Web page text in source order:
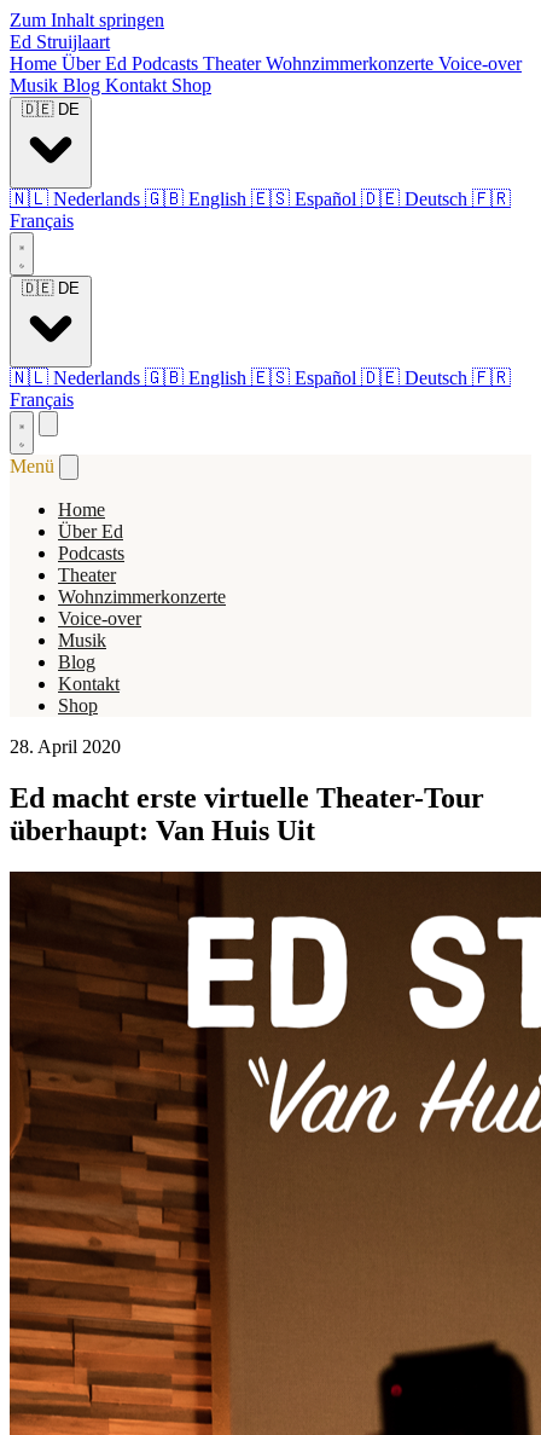
Zum Inhalt springen
Ed Struijlaart
Home Über Ed Podcasts TheaterWohnzimmerkonzerte Voice-over
Musik Blog Kontakt Shop
🇩🇪 DE
🇳🇱 Nederlands 🇬🇧 English 🇪🇸 Español 🇩🇪 Deutsch 🇫🇷
Français
🇩🇪 DE
🇳🇱 Nederlands 🇬🇧 English 🇪🇸 Español 🇩🇪 Deutsch 🇫🇷
Français
Menü
Home
Über Ed
Podcasts
Theater
Wohnzimmerkonzerte
Voice-over
Musik
Blog
Kontakt
Shop
28. April 2020
Ed macht erste virtuelle Theater-Tour
überhaupt: Van Huis Uit